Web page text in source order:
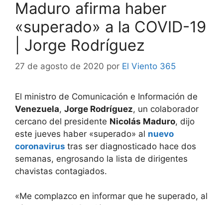
Maduro afirma haber
«superado» a la COVID-19
| Jorge Rodríguez
27 de agosto de 2020 por El Viento 365
El ministro de Comunicación e Información de
Venezuela, Jorge Rodríguez, un colaborador
cercano del presidente Nicolás Maduro, dijo
este jueves haber «superado» al nuevo
coronavirus tras ser diagnosticado hace dos
semanas, engrosando la lista de dirigentes
chavistas contagiados.
«Me complazco en informar que he superado, al